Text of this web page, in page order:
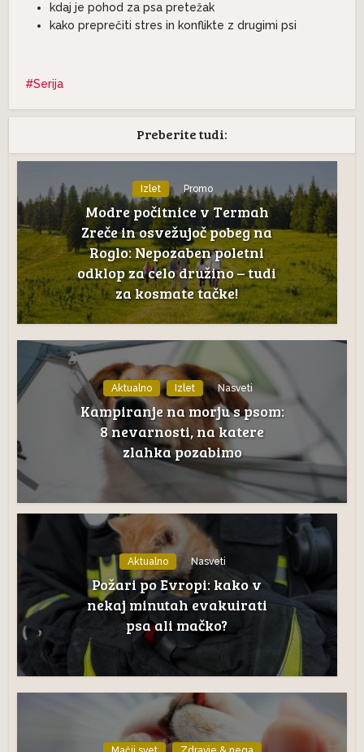
kdaj je pohod za psa pretežak
kako preprečiti stres in konflikte z drugimi psi
Serija
Preberite tudi:
Izlet Promo
Modre počitnice v Termah
Zreče in osvežujoč pobeg na
Roglo: Nepozaben poletni
odklop za celo družino – tudi
za kosmate tačke!
Aktualno Izlet Nasveti
Kampiranje na morju s psom:
8 nevarnosti, na katere
zlahka pozabimo
Aktualno Nasveti
Požari po Evropi: kako v
nekaj minutah evakuirati
psa ali mačko?